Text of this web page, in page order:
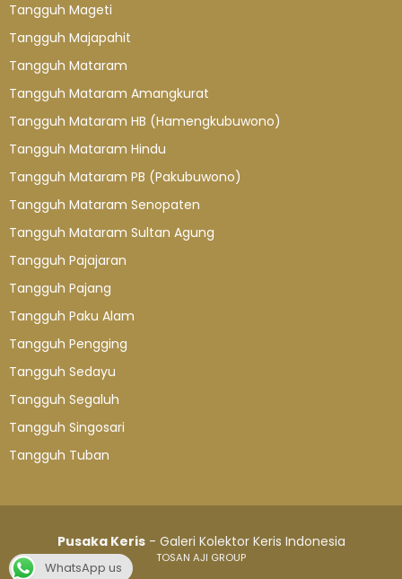
Tangguh Mageti
Tangguh Majapahit
Tangguh Mataram
Tangguh Mataram Amangkurat
Tangguh Mataram HB (Hamengkubuwono)
Tangguh Mataram Hindu
Tangguh Mataram PB (Pakubuwono)
Tangguh Mataram Senopaten
Tangguh Mataram Sultan Agung
Tangguh Pajajaran
Tangguh Pajang
Tangguh Paku Alam
Tangguh Pengging
Tangguh Sedayu
Tangguh Segaluh
Tangguh Singosari
Tangguh Tuban
Pusaka Keris- Galeri Kolektor Keris Indonesia
TOSAN AJI GROUP
WhatsApp us